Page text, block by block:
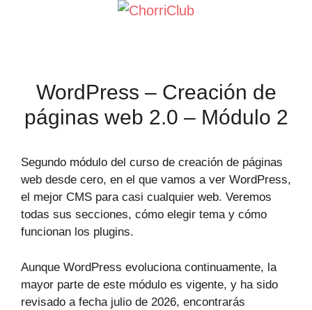
WordPress – Creación de
páginas web 2.0 – Módulo 2
Segundo módulo del curso de creación de páginas
web desde cero, en el que vamos a ver WordPress,
el mejor CMS para casi cualquier web. Veremos
todas sus secciones, cómo elegir tema y cómo
funcionan los plugins.
Aunque WordPress evoluciona continuamente, la
mayor parte de este módulo es vigente, y ha sido
revisado a fecha julio de 2026, encontrarás